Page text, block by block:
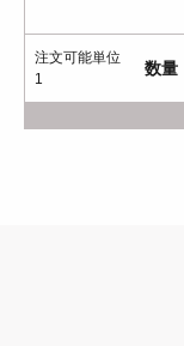
注文可能単位
1
数量